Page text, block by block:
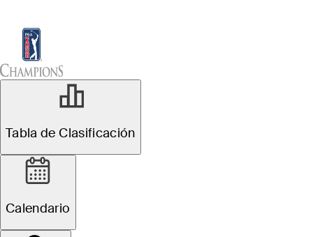
Tabla de Clasificación
Calendario